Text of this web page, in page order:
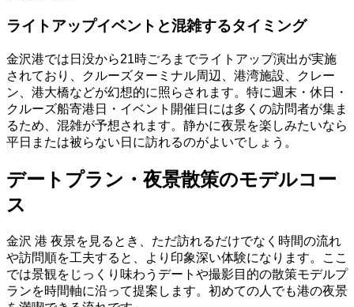
ライトアップイベントと混雑するタイミング
金沢港では日没から21時ごろまでライトアップ演出が実施
されており、クルーズターミナル周辺、港湾施設、クレー
ン、港大橋などが幻想的に照らされます。特に週末・休日・
クルーズ船寄港日・イベント開催日には多くの訪問者が集ま
るため、混雑が予想されます。静かに夜景を楽しみたいなら
平日または被らない日に訪れるのがよいでしょう。
デートプラン・夜景散策のモデルコー
ス
金沢 港 夜景を見るとき、ただ訪れるだけでなく時間の流れ
や訪問順を工夫すると、より印象深い体験になります。ここ
では景観をじっくり味わうデートや撮影目的の散策モデルプ
ランを時間軸に沿って提案します。初めての人でも港の夜景